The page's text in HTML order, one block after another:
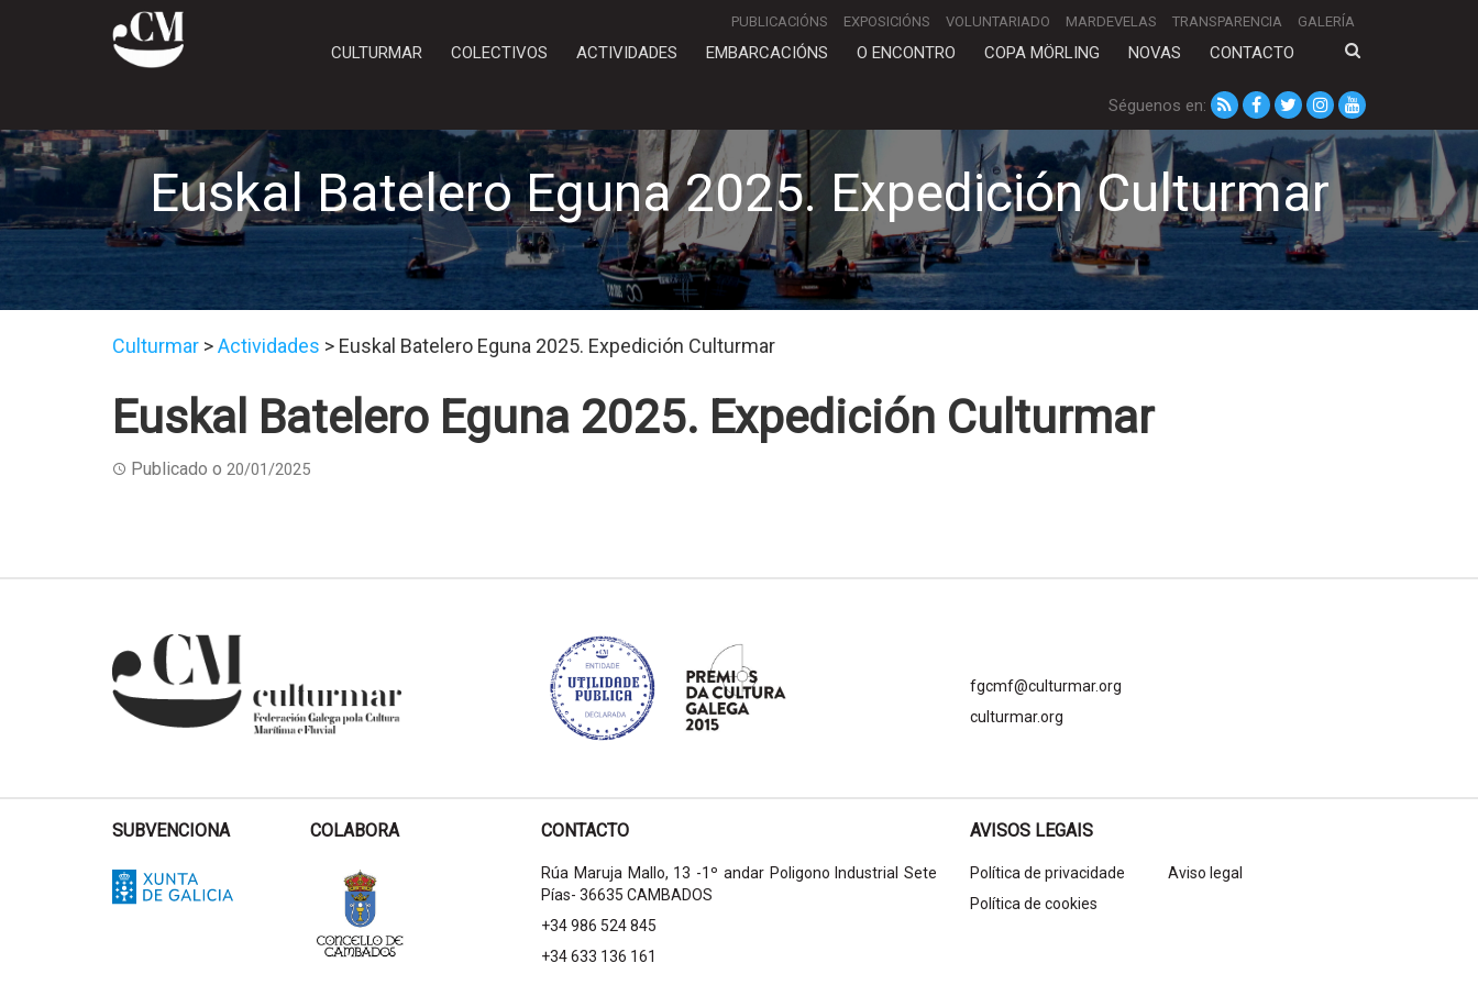
PUBLICACIÓNS EXPOSICIÓNS VOLUNTARIADO MARDEVELAS TRANSPARENCIA GALERÍA
CULTURMAR COLECTIVOS ACTIVIDADES EMBARCACIÓNS O ENCONTRO COPA MÖRLING NOVAS CONTACTO
Séguenos en:
Euskal Batelero Eguna 2025. Expedición Culturmar
Culturmar >Actividades > Euskal Batelero Eguna 2025. Expedición Culturmar
Euskal Batelero Eguna 2025. Expedición Culturmar
Publicado o 20/01/2025
fgcmf@culturmar.org
culturmar.org
SUBVENCIONA COLABORA CONTACTO
Rúa Maruja Mallo, 13 -1º andar Poligono Industrial Sete
Pías- 36635 CAMBADOS
+34 986 524 845
+34 633 136 161
AVISOS LEGAIS
Política de privacidade
Aviso legal
Política de cookies